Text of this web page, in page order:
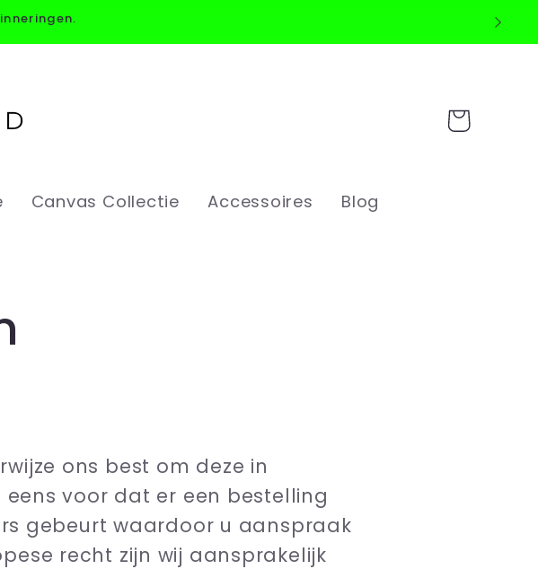
Canvas Collectie Accessoires Blog
Winkelwagen
ons best om deze in
voor dat er een bestelling
gebeurt waardoor u aanspraak
recht zijn wij aansprakelijk